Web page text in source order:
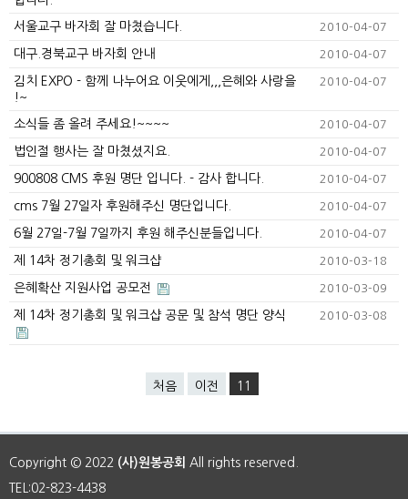
서울교구 바자회 잘 마쳤습니다. 2010-04-07
대구.경북교구 바자회 안내 2010-04-07
김치 EXPO - 함께 나누어요 이웃에게,,,은혜와 사랑을
!~
2010-04-07
소식들 좀 올려 주세요!~~~~ 2010-04-07
법인절 행사는 잘 마쳤셨지요. 2010-04-07
900808 CMS 후원 명단 입니다. - 감사 합니다. 2010-04-07
cms 7월 27일자 후원해주신 명단입니다. 2010-04-07
6월 27일-7월 7일까지 후원 해주신분들입니다. 2010-04-07
제 14차 정기총회 및 워크샵 2010-03-18
은혜확산 지원사업 공모전 2010-03-09
제 14차 정기총회 및 워크샵 공문 및 참석 명단 양식 2010-03-08
처음 이전 11
Copyright © 2022 (사)원봉공회 All rights reserved.
TEL:02-823-4438